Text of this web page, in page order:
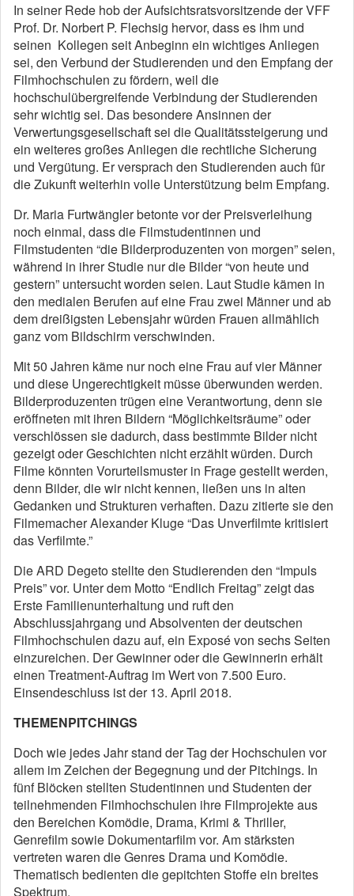
In seiner Rede hob der Aufsichtsratsvorsitzende der VFF
Prof. Dr. Norbert P. Flechsig hervor, dass es ihm und
seinen Kollegen seit Anbeginn ein wichtiges Anliegen
sei, den Verbund der Studierenden und den Empfang der
Filmhochschulen zu fördern, weil die
hochschulübergreifende Verbindung der Studierenden
sehr wichtig sei. Das besondere Ansinnen der
Verwertungsgesellschaft sei die Qualitätssteigerung und
ein weiteres großes Anliegen die rechtliche Sicherung
und Vergütung. Er versprach den Studierenden auch für
die Zukunft weiterhin volle Unterstützung beim Empfang.
Dr. Maria Furtwängler betonte vor der Preisverleihung
noch einmal, dass die Filmstudentinnen und
Filmstudenten “die Bilderproduzenten von morgen” seien,
während in ihrer Studie nur die Bilder “von heute und
gestern” untersucht worden seien. Laut Studie kämen in
den medialen Berufen auf eine Frau zwei Männer und ab
dem dreißigsten Lebensjahr würden Frauen allmählich
ganz vom Bildschirm verschwinden.
Mit 50 Jahren käme nur noch eine Frau auf vier Männer
und diese Ungerechtigkeit müsse überwunden werden.
Bilderproduzenten trügen eine Verantwortung, denn sie
eröffneten mit ihren Bildern “Möglichkeitsräume” oder
verschlössen sie dadurch, dass bestimmte Bilder nicht
gezeigt oder Geschichten nicht erzählt würden. Durch
Filme könnten Vorurteilsmuster in Frage gestellt werden,
denn Bilder, die wir nicht kennen, ließen uns in alten
Gedanken und Strukturen verhaften. Dazu zitierte sie den
Filmemacher Alexander Kluge “Das Unverfilmte kritisiert
das Verfilmte.”
Die ARD Degeto stellte den Studierenden den “Impuls
Preis” vor. Unter dem Motto “Endlich Freitag” zeigt das
Erste Familienunterhaltung und ruft den
Abschlussjahrgang und Absolventen der deutschen
Filmhochschulen dazu auf, ein Exposé von sechs Seiten
einzureichen. Der Gewinner oder die Gewinnerin erhält
einen Treatment-Auftrag im Wert von 7.500 Euro.
Einsendeschluss ist der 13. April 2018.
THEMENPITCHINGS
Doch wie jedes Jahr stand der Tag der Hochschulen vor
allem im Zeichen der Begegnung und der Pitchings. In
fünf Blöcken stellten Studentinnen und Studenten der
teilnehmenden Filmhochschulen ihre Filmprojekte aus
den Bereichen Komödie, Drama, Krimi & Thriller,
Genrefilm sowie Dokumentarfilm vor. Am stärksten
vertreten waren die Genres Drama und Komödie.
Thematisch bedienten die gepitchten Stoffe ein breites
Spektrum.